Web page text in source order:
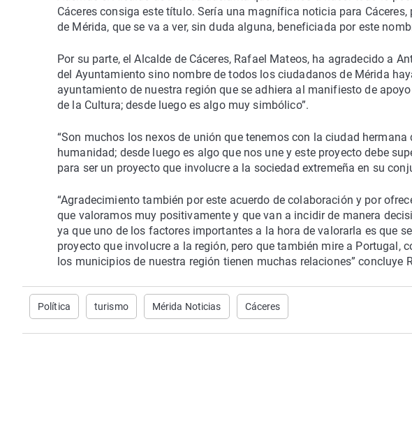
Cáceres consiga este título. Sería una magnífica noticia para
de Mérida, que se va a ver, sin duda alguna, beneficiada por este
Por su parte, el Alcalde de Cáceres, Rafael Mateos, ha agradecido a
del Ayuntamiento sino nombre de todos los ciudadanos de Mérida
ayuntamiento de nuestra región que se adhiera al manifiesto de
de la Cultura; desde luego es algo muy simbólico”.
“Son muchos los nexos de unión que tenemos con la ciudad
humanidad; desde luego es algo que nos une y este proyecto debe
para ser un proyecto que involucre a la sociedad extremeña en su
“Agradecimiento también por este acuerdo de colaboración y por
que valoramos muy positivamente y que van a incidir de manera
ya que uno de los factores importantes a la hora de valorarla es que
proyecto que involucre a la región, pero que también mire a Portugal,
los municipios de nuestra región tienen muchas relaciones” concluye
Política turismo Mérida Noticias Cáceres